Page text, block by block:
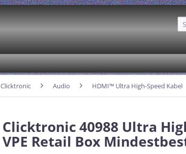
Clicktronic Audio HDMI™ Ultra High-Speed Kabel
Clicktronic 40988 Ultra
VPE Retail Box